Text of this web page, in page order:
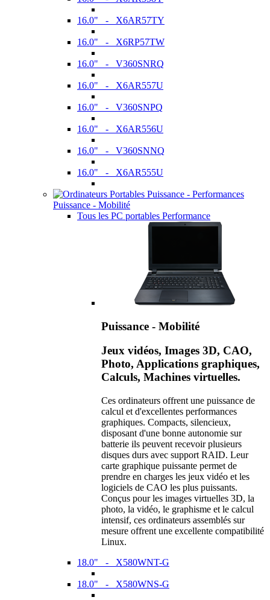
16.0" - X6AR57TY
16.0" - X6RP57TW
16.0" - V360SNRQ
16.0" - X6AR557U
16.0" - V360SNPQ
16.0" - X6AR556U
16.0" - V360SNNQ
16.0" - X6AR555U
Puissance - Mobilité
Tous les PC portables Performance
Puissance - Mobilité
Jeux vidéos, Images 3D, CAO,
Photo, Applications graphiques,
Calculs, Machines virtuelles.
Ces ordinateurs offrent une puissance de
calcul et d'excellentes performances
graphiques. Compacts, silencieux,
disposant d'une bonne autonomie sur
batterie ils peuvent recevoir plusieurs
disques durs avec support RAID. Leur
carte graphique puissante permet de
prendre en charges les jeux vidéo et les
logiciels de CAO les plus puissants.
Conçus pour les images virtuelles 3D, la
photo, la vidéo, le graphisme et le calcul
intensif, ces ordinateurs assemblés sur
mesure offrent une excellente compatibilité
Linux.
18.0" - X580WNT-G
18.0" - X580WNS-G